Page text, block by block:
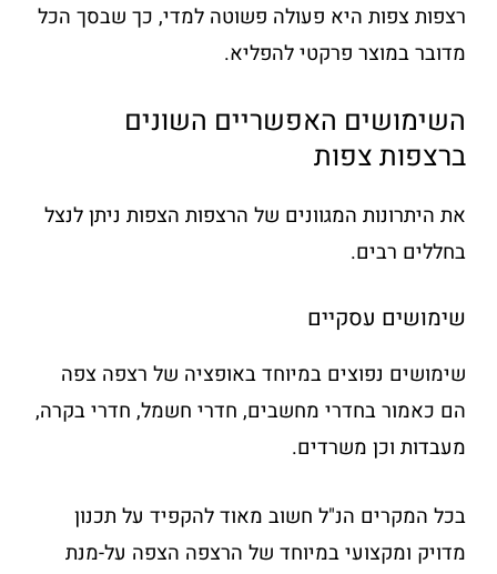
רצפות צפות היא פעולה פשוטה למדי, כך שבסך הכל
מדובר במוצר פרקטי להפליא.
השימושים האפשריים השונים
ברצפות צפות
את היתרונות המגוונים של הרצפות הצפות ניתן לנצל
בחללים רבים.
שימושים עסקיים
שימושים נפוצים במיוחד באופציה של רצפה צפה
הם כאמור בחדרי מחשבים, חדרי חשמל, חדרי בקרה,
מעבדות וכן משרדים.
בכל המקרים הנ"ל חשוב מאוד להקפיד על תכנון
מדויק ומקצועי במיוחד של הרצפה הצפה על-מנת